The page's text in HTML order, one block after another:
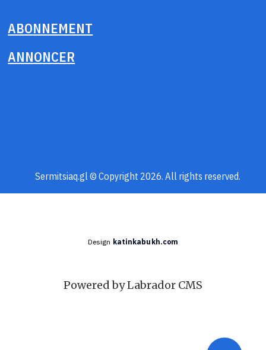
ABONNEMENT
ANNONCER
Sermitsiaq.gl © Copyright 2026. All rights reserved.
Design katinkabukh.com
Powered by Labrador CMS